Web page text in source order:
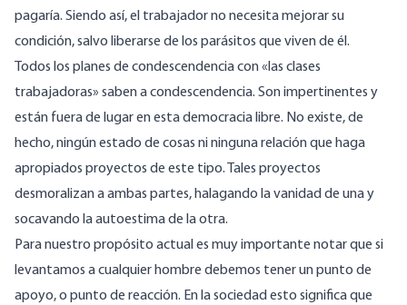
pagaría. Siendo así, el trabajador no necesita mejorar su
condición, salvo liberarse de los parásitos que viven de él.
Todos los planes de condescendencia con «las clases
trabajadoras» saben a condescendencia. Son impertinentes y
están fuera de lugar en esta democracia libre. No existe, de
hecho, ningún estado de cosas ni ninguna relación que haga
apropiados proyectos de este tipo. Tales proyectos
desmoralizan a ambas partes, halagando la vanidad de una y
socavando la autoestima de la otra.
Para nuestro propósito actual es muy importante notar que si
levantamos a cualquier hombre debemos tener un punto de
apoyo, o punto de reacción. En la sociedad esto significa que